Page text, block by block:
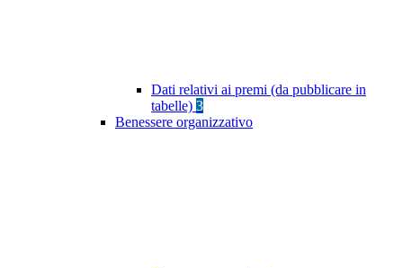
Dati relativi ai premi (da pubblicare in
tabelle) 3
Benessere organizzativo